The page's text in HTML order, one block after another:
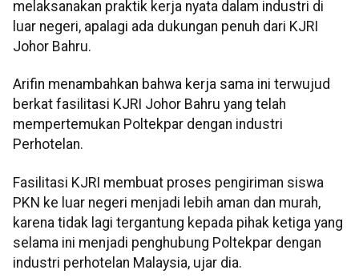
melaksanakan praktik kerja nyata dalam industri di
luar negeri, apalagi ada dukungan penuh dari KJRI
Johor Bahru.
Arifin menambahkan bahwa kerja sama ini terwujud
berkat fasilitasi KJRI Johor Bahru yang telah
mempertemukan Poltekpar dengan industri
Perhotelan.
Fasilitasi KJRI membuat proses pengiriman siswa
PKN ke luar negeri menjadi lebih aman dan murah,
karena tidak lagi tergantung kepada pihak ketiga yang
selama ini menjadi penghubung Poltekpar dengan
industri perhotelan Malaysia, ujar dia.